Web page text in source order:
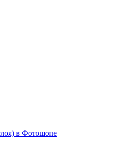
в Фотошопе